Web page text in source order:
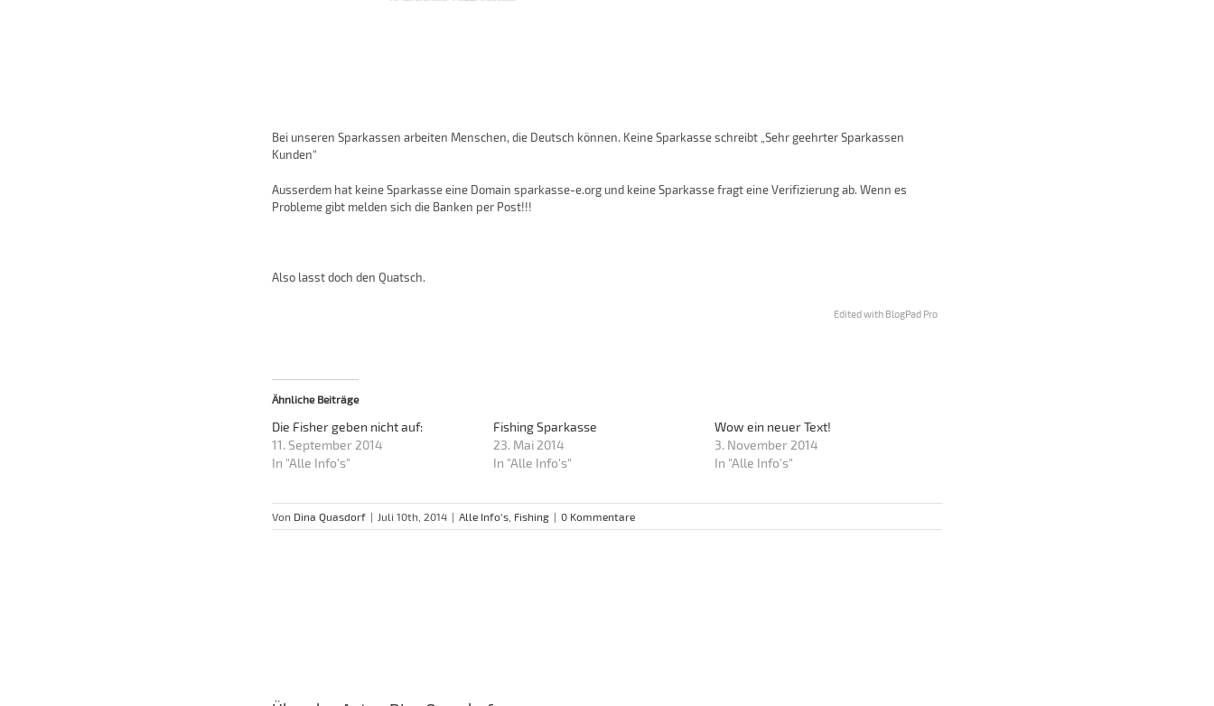
Bei unseren Sparkassen arbeiten Menschen, die Deutsch können. Keine Sparkasse schreibt „Sehr geehrter Sparkassen
Kunden“
Ausserdem hat keine Sparkasse eine Domain sparkasse-e.org und keine Sparkasse fragt eine Verifizierung ab. Wenn es
Probleme gibt melden sich die Banken per Post!!!
Also lasst doch den Quatsch.
Edited with BlogPad Pro
Ähnliche Beiträge
Die Fisher geben nicht auf:
11. September 2014
In "Alle Info's"
Fishing Sparkasse
23. Mai 2014
In "Alle Info's"
Wow ein neuer Text!
3. November 2014
In "Alle Info's"
Von Dina Quasdorf | Juli 10th, 2014 | Alle Info's Fishing | 0 Kommentare